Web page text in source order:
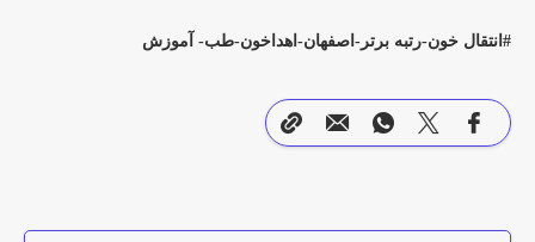
انتقال خون-رتبه برتر-اصفهان-اهداخون-طب- آموزش